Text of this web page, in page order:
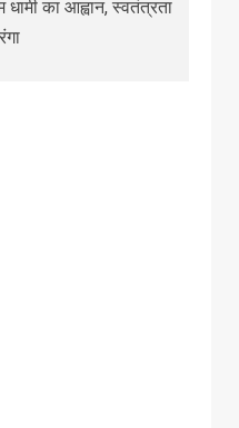
धामी का आह्वान, स्वतंत्रता